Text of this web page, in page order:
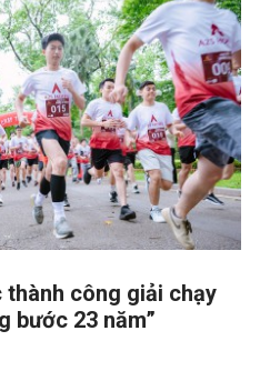
công giải chạy
bước 23 năm”